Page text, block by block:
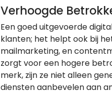
Verhoogde
Een goed uitgevoerde
klanten; het helpt ook bij
mailmarketing, en
zorgt voor een hogere
merk, zijn ze niet alleen
diensten aanbevelen aan